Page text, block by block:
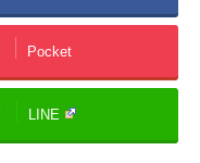
Pocket
LINE